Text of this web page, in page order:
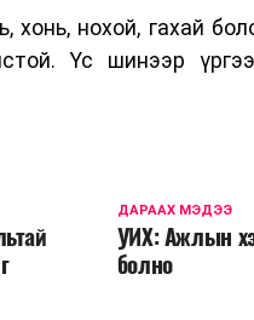
хонь, нохой, гахай
Үс шинээр
ДАРААХ МЭДЭЭ
УИХ: Ажлын
болно